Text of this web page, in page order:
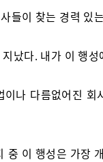
들이 찾는 경력 있
났다. 내가 이 행성
이나 다름없어진 회
중 이 행성은 가장